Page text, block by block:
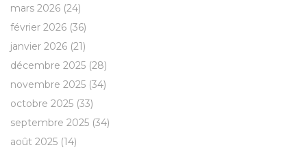
mars 2026 (24)
février 2026 (36)
janvier 2026 (21)
décembre 2025 (28)
novembre 2025 (34)
octobre 2025 (33)
septembre 2025 (34)
août 2025 (14)